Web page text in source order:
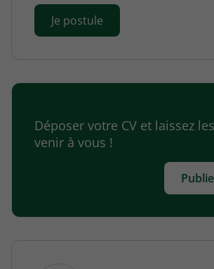
Je postule
Déposer votre CV et laissez
venir à vous !